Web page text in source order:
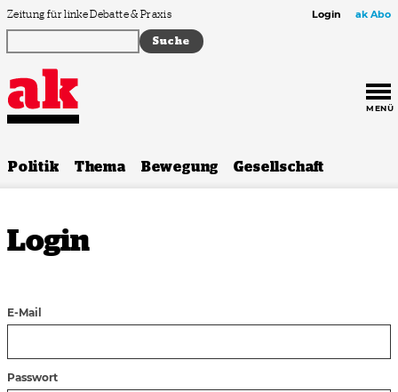
Zum Inhalt springen
Zeitung für linke Debatte & Praxis Login ak Abo
MENÜ
Politik Thema Bewegung Gesellschaft
Login
E-Mail
Passwort